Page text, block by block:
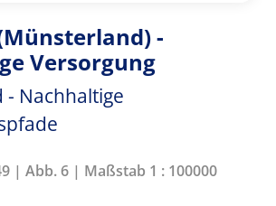
-
Versorgung
- Nachhaltige
| Abb. 6 | Maßstab 1 : 100000